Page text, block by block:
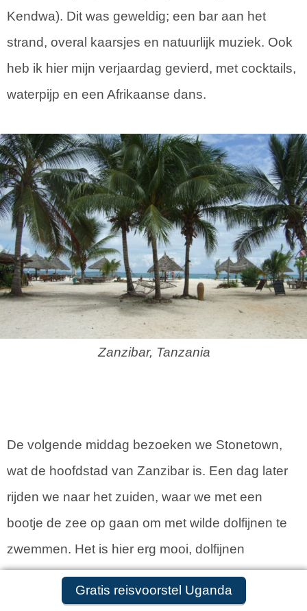
Gratis reisvoorstel aanvragen
Kendwa). Dit was geweldig; een bar aan het
strand, overal kaarsjes en natuurlijk muziek. Ook
heb ik hier mijn verjaardag gevierd, met cocktails,
waterpijp en een Afrikaanse dans.
Zanzibar, Tanzania
De volgende middag bezoeken we Stonetown,
wat de hoofdstad van Zanzibar is. Een dag later
rijden we naar het zuiden, waar we met een
bootje de zee op gaan om met wilde dolfijnen te
zwemmen. Het is hier erg mooi, dolfijnen
zwemmen erg dichtbij en als ze in de buurt zijn
zwemmen we ze met een duikbril, snorkel en
Gratis reisvoorstel Uganda